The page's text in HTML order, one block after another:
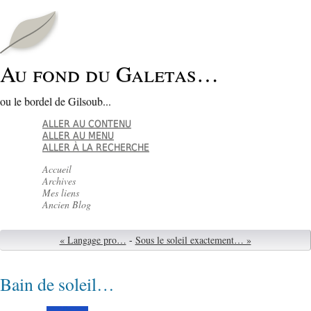
Au fond du Galetas…
ou le bordel de Gilsoub...
ALLER AU CONTENU
ALLER AU MENU
ALLER À LA RECHERCHE
Accueil
Archives
Mes liens
Ancien Blog
« Langage pro… - Sous le soleil exactement… »
Bain de soleil…